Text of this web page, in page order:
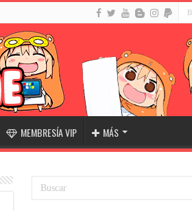
MEMBRESÍA VIP MÁS